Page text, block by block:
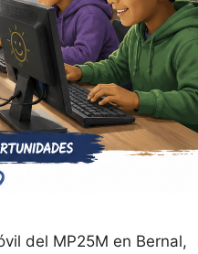
del MP25M en Bernal,